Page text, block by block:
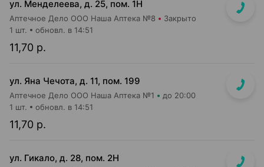
ул. Менделеева, д. 25, пом. 1Н
Аптечное Дело ООО Наша Аптека №8 Закрыто
11,70 р.
1 шт. обновл. в 14:51
ул. Яна Чечота, д. 11, пом. 199
Аптечное Дело ООО Наша Аптека №1 до 20:00
11,70 р.
1 шт. обновл. в 14:51
ул. Гикало, д. 28, пом. 2Н